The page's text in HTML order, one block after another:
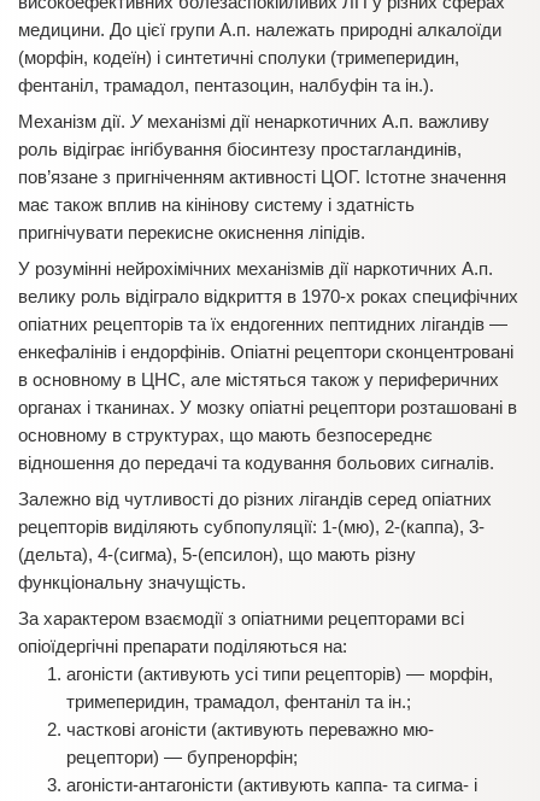
медицини. До цієї групи А.п. належать природні алкалоїди
(морфін, кодеїн) і синтетичні сполуки (тримеперидин,
фентаніл, трамадол, пентазоцин, налбуфін та ін.).
Механізм дії. Умеханізмі дії ненаркотичних А.п. важливу
роль відіграє інгібування біосинтезу простагландинів,
пов’язане з пригніченням активності ЦОГ. Істотне значення
має також вплив на кінінову систему і здатність
пригнічувати перекисне окиснення ліпідів.
У розумінні нейрохімічних механізмів дії наркотичних А.п.
велику роль відіграло відкриття в 1970-х роках специфічних
опіатних рецепторів та їх ендогенних пептидних лігандів —
енкефалінів і ендорфінів. Опіатні рецептори сконцентровані
в основному в ЦНС, але містяться також у периферичних
органах і тканинах. У мозку опіатні рецептори розташовані в
основному в структурах, що мають безпосереднє
відношення до передачі та кодування больових сигналів.
Залежно від чутливості до різних лігандів серед опіатних
рецепторів виділяють субпопуляції: 1-(мю), 2-(каппа), 3-
(дельта), 4-(сигма), 5-(епсилон), що мають різну
функціональну значущість.
За характером взаємодії з опіатними рецепторами всі
опіоїдергічні препарати поділяються на:
агоністи (активують усі типи рецепторів) — морфін,
тримеперидин, трамадол, фентаніл та ін.;
часткові агоністи (активують переважно мю-
рецептори) — бупренорфін;
агоністи-антагоністи (активують каппа- та сигма- і